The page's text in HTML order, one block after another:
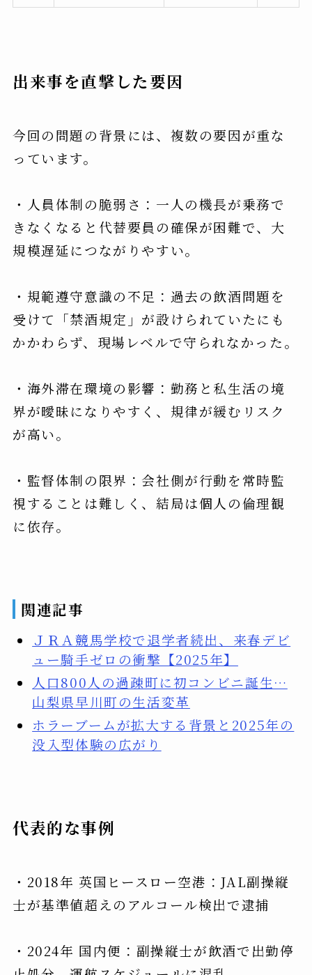
出来事を直撃した要因
今回の問題の背景には、複数の要因が重な
っています。
・人員体制の脆弱さ：一人の機長が乗務で
きなくなると代替要員の確保が困難で、大
規模遅延につながりやすい。
・規範遵守意識の不足：過去の飲酒問題を
受けて「禁酒規定」が設けられていたにも
かかわらず、現場レベルで守られなかった。
・海外滞在環境の影響：勤務と私生活の境
界が曖昧になりやすく、規律が緩むリスク
が高い。
・監督体制の限界：会社側が行動を常時監
視することは難しく、結局は個人の倫理観
に依存。
関連記事
ＪＲＡ競馬学校で退学者続出、来春デビ
ュー騎手ゼロの衝撃【2025年】
人口800人の過疎町に初コンビニ誕生…
山梨県早川町の生活変革
ホラーブームが拡大する背景と2025年の
没入型体験の広がり
代表的な事例
・2018年 英国ヒースロー空港：JAL副操縦
士が基準値超えのアルコール検出で逮捕
・2024年 国内便：副操縦士が飲酒で出勤停